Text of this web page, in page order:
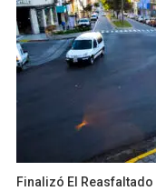
Finalizó El Reasfaltado